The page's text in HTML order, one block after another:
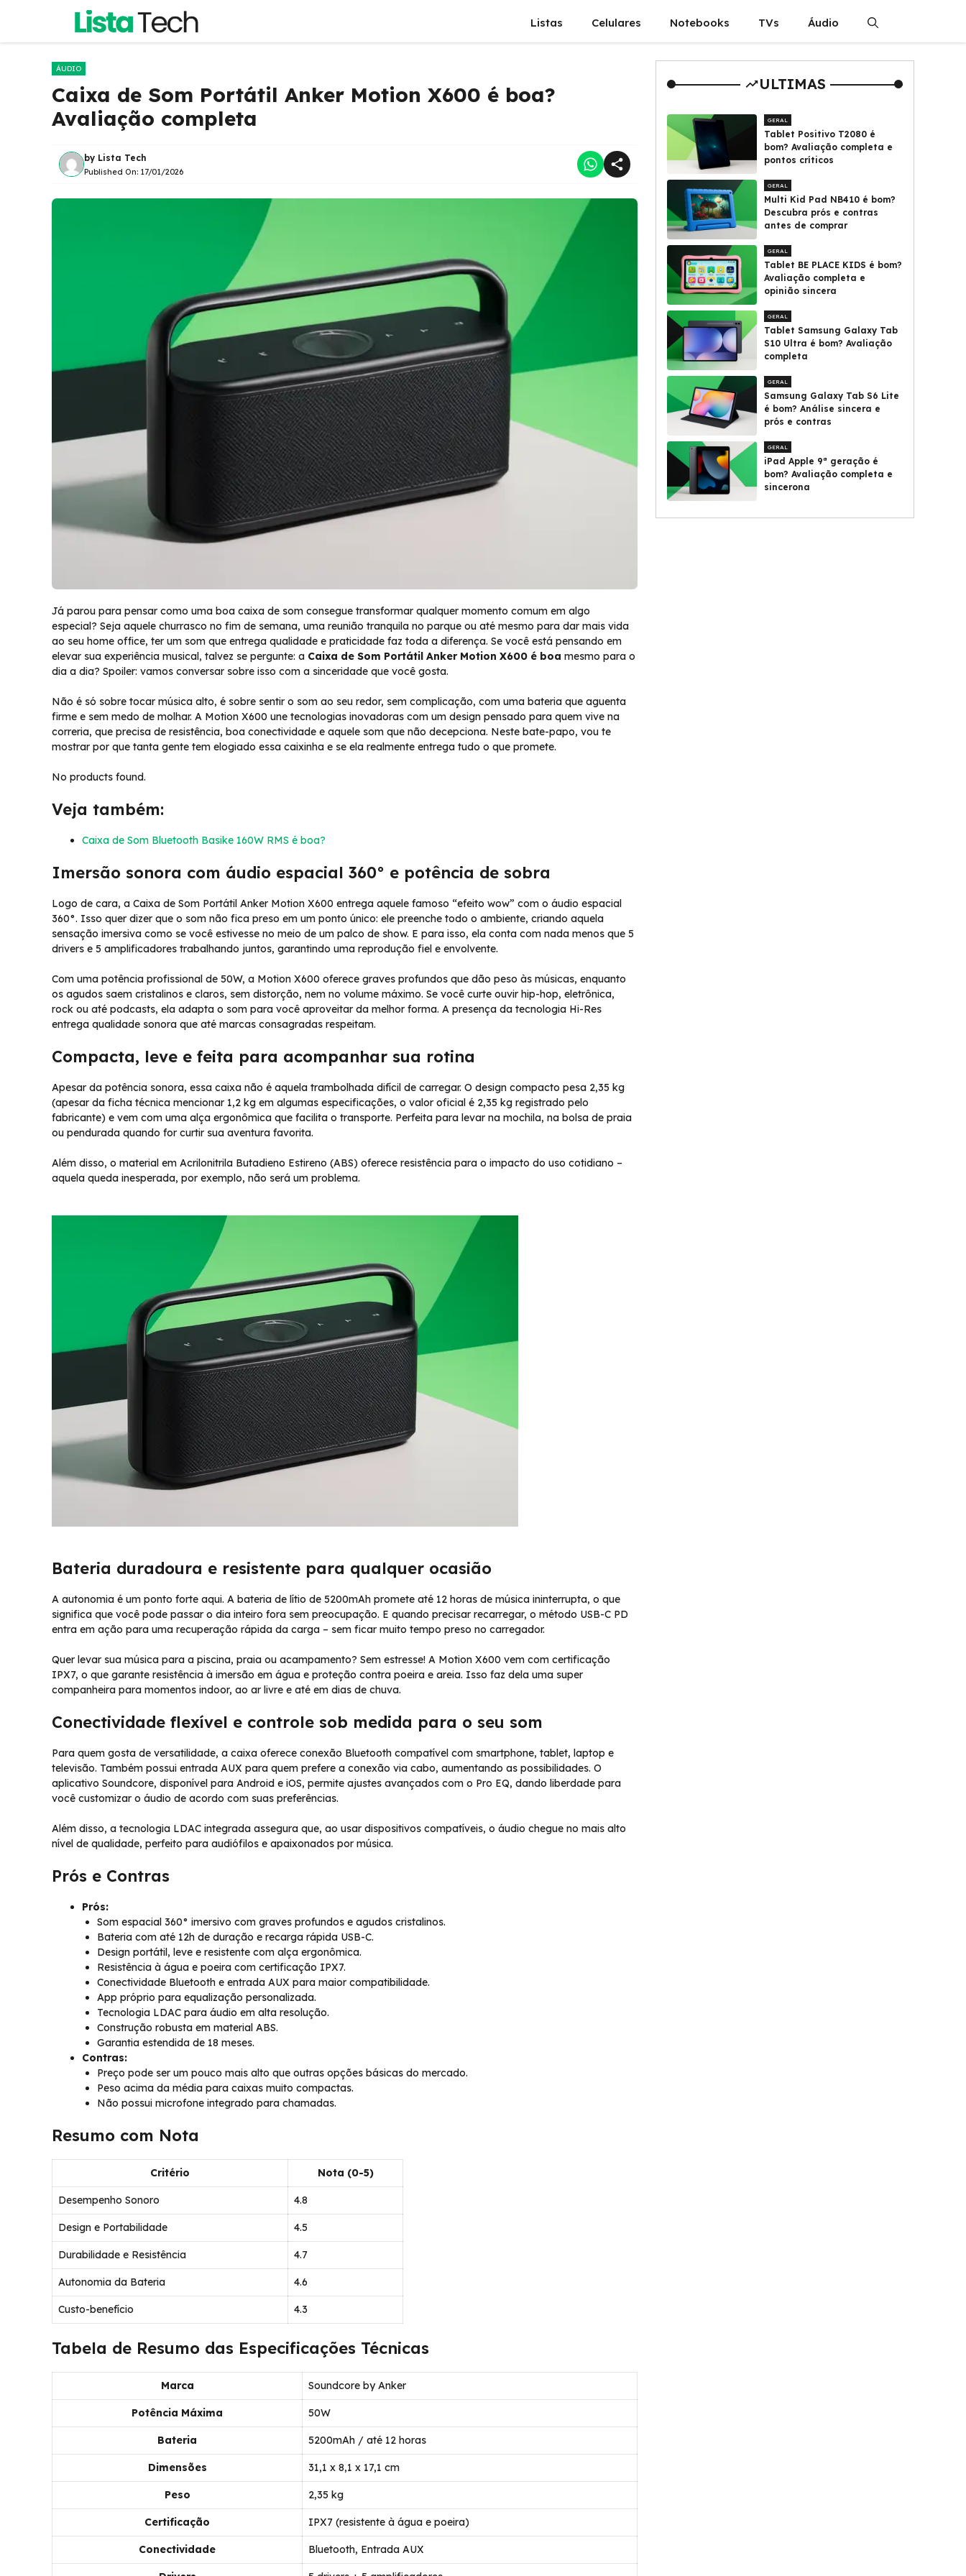
o
Listas Celulares Notebooks TVs Áudio
ÁUDIO
Caixa de Som Portátil Anker Motion X600 é boa?
Avaliação completa
by Lista Tech
Published On: 17/01/2026
Já parou para pensar como uma boa caixa de som consegue transformar qualquer momento comum em algo
especial? Seja aquele churrasco no fim de semana, uma reunião tranquila no parque ou até mesmo para dar mais vida
ao seu home office, ter um som que entrega qualidade e praticidade faz toda a diferença. Se você está pensando em
elevar sua experiência musical, talvez se pergunte: a Caixa de Som Portátil Anker Motion X600 é boa mesmo para o
dia a dia? Spoiler: vamos conversar sobre isso com a sinceridade que você gosta.
Não é só sobre tocar música alto, é sobre sentir o som ao seu redor, sem complicação, com uma bateria que aguenta
firme e sem medo de molhar. A Motion X600 une tecnologias inovadoras com um design pensado para quem vive na
correria, que precisa de resistência, boa conectividade e aquele som que não decepciona. Neste bate-papo, vou te
mostrar por que tanta gente tem elogiado essa caixinha e se ela realmente entrega tudo o que promete.
No products found.
Veja também:
Caixa de Som Bluetooth Basike 160W RMS é boa?
Imersão sonora com áudio espacial 360° e potência de sobra
Logo de cara, a Caixa de Som Portátil Anker Motion X600 entrega aquele famoso “efeito wow” com o áudio espacial
360°. Isso quer dizer que o som não fica preso em um ponto único: ele preenche todo o ambiente, criando aquela
sensação imersiva como se você estivesse no meio de um palco de show. E para isso, ela conta com nada menos que 5
drivers e 5 amplificadores trabalhando juntos, garantindo uma reprodução fiel e envolvente.
Com uma potência profissional de 50W, a Motion X600 oferece graves profundos que dão peso às músicas, enquanto
os agudos saem cristalinos e claros, sem distorção, nem no volume máximo. Se você curte ouvir hip-hop, eletrônica,
rock ou até podcasts, ela adapta o som para você aproveitar da melhor forma. A presença da tecnologia Hi-Res
entrega qualidade sonora que até marcas consagradas respeitam.
Compacta, leve e feita para acompanhar sua rotina
Apesar da potência sonora, essa caixa não é aquela trambolhada difícil de carregar. O design compacto pesa 2,35 kg
(apesar da ficha técnica mencionar 1,2 kg em algumas especificações, o valor oficial é 2,35 kg registrado pelo
fabricante) e vem com uma alça ergonômica que facilita o transporte. Perfeita para levar na mochila, na bolsa de praia
ou pendurada quando for curtir sua aventura favorita.
Além disso, o material em Acrilonitrila Butadieno Estireno (ABS) oferece resistência para o impacto do uso cotidiano –
aquela queda inesperada, por exemplo, não será um problema.
Bateria duradoura e resistente para qualquer ocasião
A autonomia é um ponto forte aqui. A bateria de lítio de 5200mAh promete até 12 horas de música ininterrupta, o que
significa que você pode passar o dia inteiro fora sem preocupação. E quando precisar recarregar, o método USB-C PD
entra em ação para uma recuperação rápida da carga – sem ficar muito tempo preso no carregador.
Quer levar sua música para a piscina, praia ou acampamento? Sem estresse! A Motion X600 vem com certificação
IPX7, o que garante resistência à imersão em água e proteção contra poeira e areia. Isso faz dela uma super
companheira para momentos indoor, ao ar livre e até em dias de chuva.
Conectividade flexível e controle sob medida para o seu som
Para quem gosta de versatilidade, a caixa oferece conexão Bluetooth compatível com smartphone, tablet, laptop e
televisão. Também possui entrada AUX para quem prefere a conexão via cabo, aumentando as possibilidades. O
aplicativo Soundcore, disponível para Android e iOS, permite ajustes avançados com o Pro EQ, dando liberdade para
você customizar o áudio de acordo com suas preferências.
Além disso, a tecnologia LDAC integrada assegura que, ao usar dispositivos compatíveis, o áudio chegue no mais alto
nível de qualidade, perfeito para audiófilos e apaixonados por música.
Prós e Contras
Prós:
Som espacial 360° imersivo com graves profundos e agudos cristalinos.
Bateria com até 12h de duração e recarga rápida USB-C.
Design portátil, leve e resistente com alça ergonômica.
Resistência à água e poeira com certificação IPX7.
Conectividade Bluetooth e entrada AUX para maior compatibilidade.
App próprio para equalização personalizada.
Tecnologia LDAC para áudio em alta resolução.
Construção robusta em material ABS.
Garantia estendida de 18 meses.
Contras:
Preço pode ser um pouco mais alto que outras opções básicas do mercado.
Peso acima da média para caixas muito compactas.
Não possui microfone integrado para chamadas.
Resumo com Nota
Critério Nota (0-5)
Desempenho Sonoro 4.8
Design e Portabilidade 4.5
Durabilidade e Resistência 4.7
Autonomia da Bateria 4.6
Custo-benefício 4.3
Tabela de Resumo das Especificações Técnicas
Marca Soundcore by Anker
Potência Máxima 50W
Bateria 5200mAh / até 12 horas
Dimensões 31,1 x 8,1 x 17,1 cm
Peso 2,35 kg
Certificação IPX7 (resistente à água e poeira)
Conectividade Bluetooth, Entrada AUX
ULTIMAS
GERAL
Tablet Positivo T2080 é
bom? Avaliação completa e
pontos críticos
GERAL
Multi Kid Pad NB410 é bom?
Descubra prós e contras
antes de comprar
GERAL
Tablet BE PLACE KIDS é bom?
Avaliação completa e
opinião sincera
GERAL
Tablet Samsung Galaxy Tab
S10 Ultra é bom? Avaliação
completa
GERAL
Samsung Galaxy Tab S6 Lite
é bom? Análise sincera e
prós e contras
GERAL
iPad Apple 9ª geração é
bom? Avaliação completa e
sincerona